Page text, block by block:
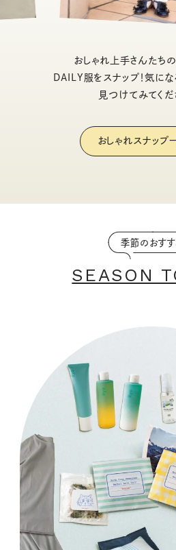
おしゃれ上手さんたち
DAILY服をスナップ！気にな
見つけてみてくだ
おしゃれスナップ
季節のおす
SEASON